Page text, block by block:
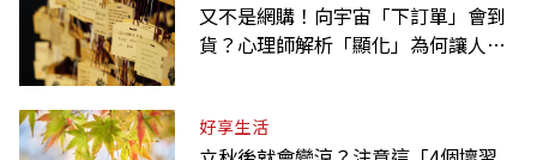
又不是網購！向宇宙「下訂單」會到
貨？心理師解析「顯化」為何讓人無
好享生活